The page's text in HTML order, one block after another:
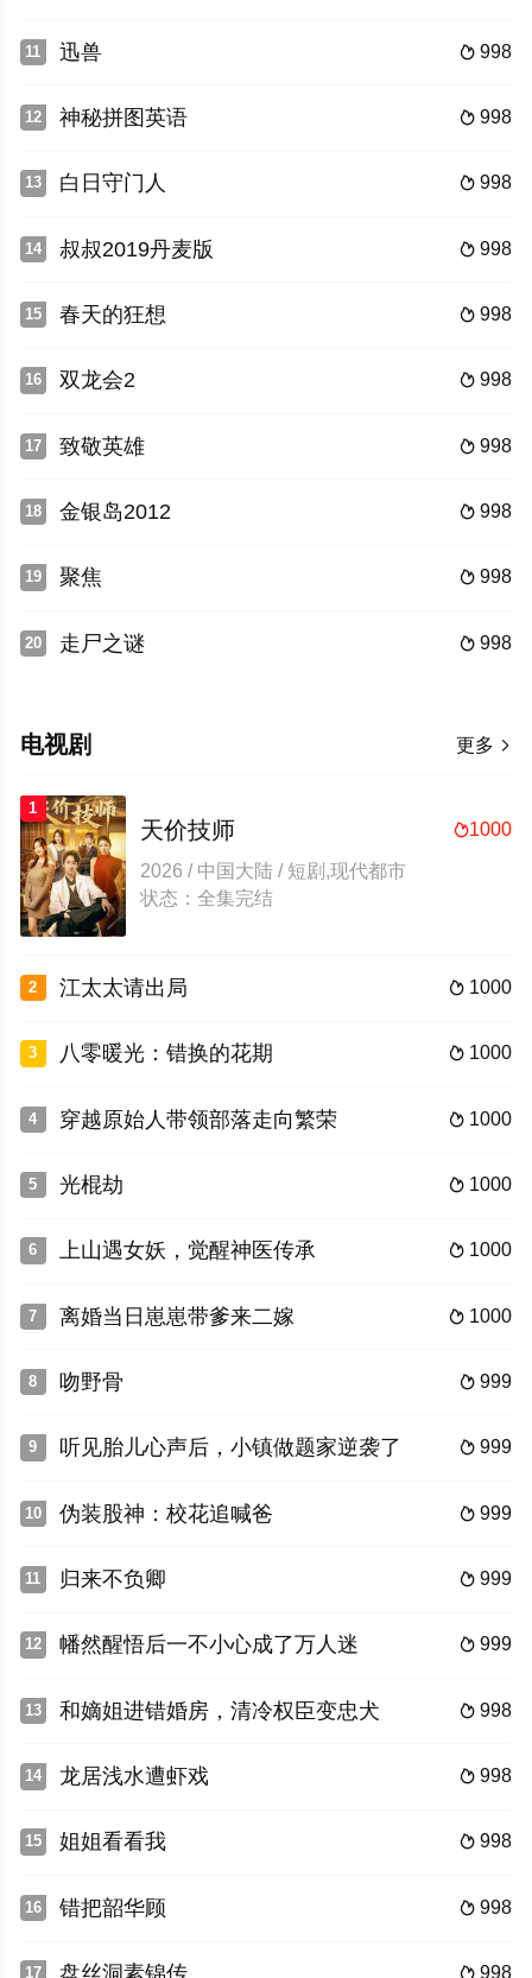
11  998
迅兽
12  998
神秘拼图英语
13  998
白日守门人
14  998
叔叔2019丹麦版
15  998
春天的狂想
16  998
双龙会2
17  998
致敬英雄
18  998
金银岛2012
19  998
聚焦
20  998
走尸之谜
更多 
电视剧
1
1000
天价技师
2026 / 中国大陆 / 短剧,现代都市
状态：全集完结
2  1000
江太太请出局
3  1000
八零暖光：错换的花期
4  1000
穿越原始人带领部落走向繁荣
5  1000
光棍劫
6  1000
上山遇女妖，觉醒神医传承
7  1000
离婚当日崽崽带爹来二嫁
8  999
吻野骨
9  999
听见胎儿心声后，小镇做题家逆袭了
10  999
伪装股神：校花追喊爸
11  999
归来不负卿
12  999
幡然醒悟后一不小心成了万人迷
13  998
和嫡姐进错婚房，清冷权臣变忠犬
14  998
龙居浅水遭虾戏
15  998
姐姐看看我
16  998
错把韶华顾
17  998